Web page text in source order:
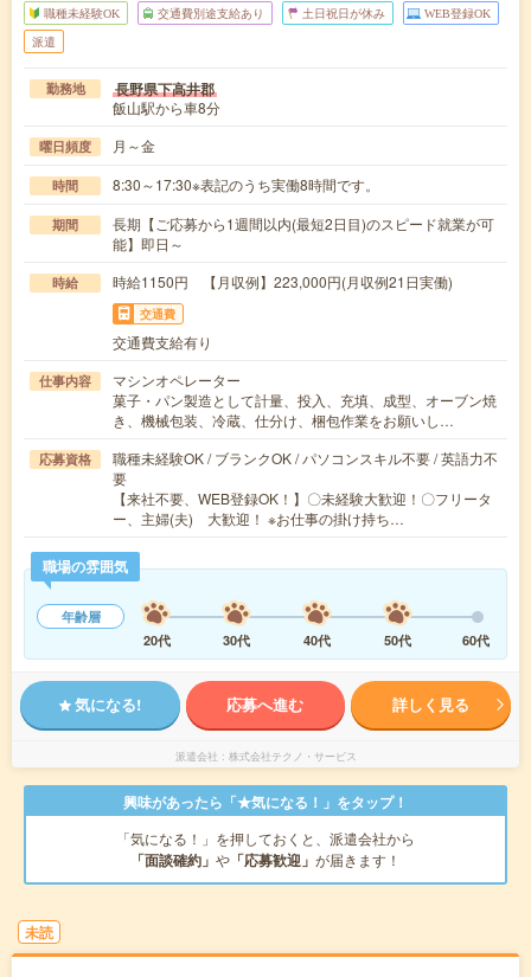
職種未経験OK 交通費別途支給あり 土日祝日が休み WEB登録OK
派遣
勤務地 長野県下高井郡
飯山駅から車8分
曜日頻度 月～金
時間 8:30～17:30※表記のうち実働8時間です。
期間
長期【ご応募から1週間以内(最短2日目)のスピード就業が可
能】即日～
時給 時給1150円 【月収例】223,000円(月収例21日実働)
交通費
交通費支給有り
仕事内容
マシンオペレーター
菓子・パン製造として計量、投入、充填、成型、オーブン焼
き、機械包装、冷蔵、仕分け、梱包作業をお願いし…
応募資格
職種未経験OK / ブランクOK / パソコンスキル不要 / 英語力不
要
【来社不要、WEB登録OK！】〇未経験大歓迎！〇フリータ
ー、主婦(夫) 大歓迎！ ※お仕事の掛け持ち…
職場の雰囲気
年齢層
20代
30代 40代 50代 60代
気になる! 応募へ進む 詳しく見る
派遣会社 株式会社テクノ・サービス
興味があったら「★気になる！」をタップ！
「気になる！」を押しておくと、派遣会社から
「面談確約」 や 「応募歓迎」 が届きます！
未読